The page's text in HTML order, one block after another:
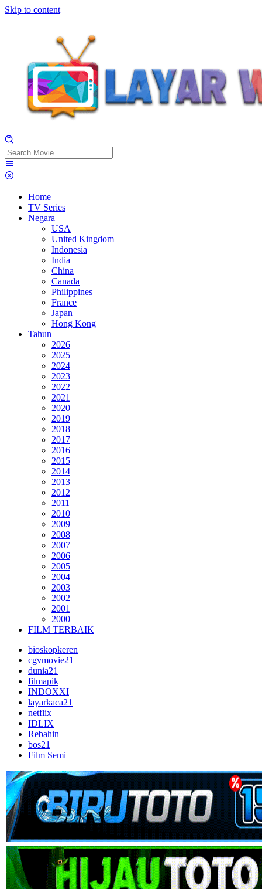
Skip to content
Home
TV Series
Negara
USA
United Kingdom
Indonesia
India
China
Canada
Philippines
France
Japan
Hong Kong
Tahun
2026
2025
2024
2023
2022
2021
2020
2019
2018
2017
2016
2015
2014
2013
2012
2011
2010
2009
2008
2007
2006
2005
2004
2003
2002
2001
2000
FILM TERBAIK
bioskopkeren
cgvmovie21
dunia21
filmapik
INDOXXI
layarkaca21
netflix
IDLIX
Rebahin
bos21
Film Semi